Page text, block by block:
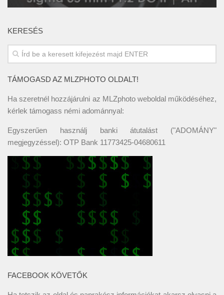
KERESÉS
TÁMOGASD AZ MLZPHOTO OLDALT!
Ha szeretnél hozzájárulni az MLZphoto weboldal működéséhez,
kérlek támogass némi adománnyal:
Egyszerűen használj banki átutalást ("ADOMÁNY"
megjegyzéssel): OTP Bank 11773425-04680611
FACEBOOK KÖVETŐK